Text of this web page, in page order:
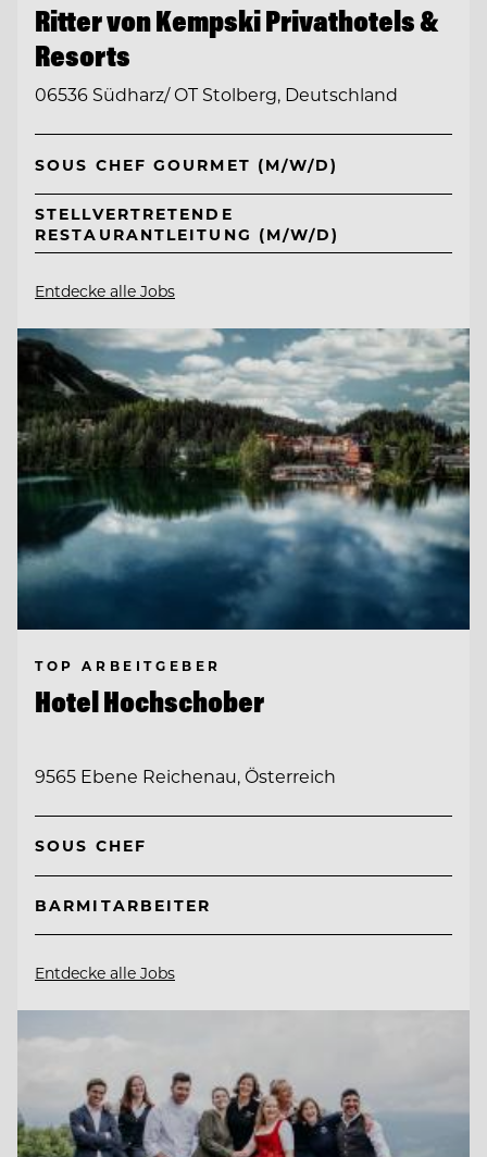
Ritter von Kempski Privathotels &
Resorts
06536 Südharz/ OT Stolberg, Deutschland
SOUS CHEF GOURMET (M/W/D)
STELLVERTRETENDE
RESTAURANTLEITUNG (M/W/D)
Entdecke alle Jobs
TOP ARBEITGEBER
Hotel Hochschober
9565 Ebene Reichenau, Österreich
SOUS CHEF
BARMITARBEITER
Entdecke alle Jobs